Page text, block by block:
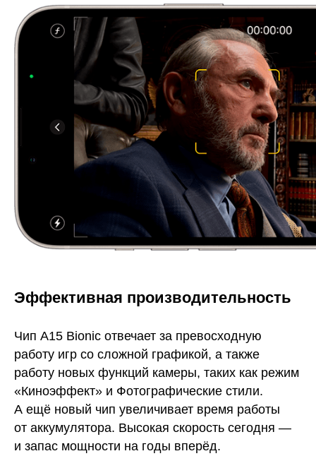
Эффективная производительность
Чип A15 Bionic отвечает за превосходную
работу игр со сложной графикой, а также
работу новых функций камеры, таких как режим
«Киноэффект» и Фотографические стили.
А ещё новый чип увеличивает время работы
от аккумулятора. Высокая скорость сегодня —
и запас мощности на годы вперёд.